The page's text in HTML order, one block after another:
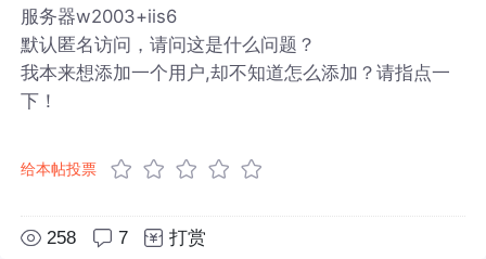
服务器w2003+iis6
默认匿名访问，请问这是什么问题？
我本来想添加一个用户,却不知道怎么添加？请指点一
下！
给本帖投票
258 7 打赏